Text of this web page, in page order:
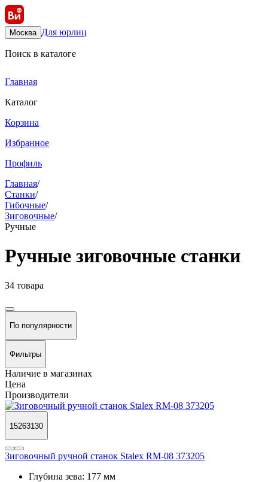
Москва Для юрлиц
Поиск в каталоге
Главная
Каталог
Корзина
Избранное
Профиль
Главная/
Станки/
Гибочные/
Зиговочные/
Ручные
Ручные зиговочные станки
34 товара
По популярности
Фильтры
Наличие в магазинах
Цена
Производители
15263130
Зиговочный ручной станок Stalex RM-08 373205
Глубина зева: 177 мм